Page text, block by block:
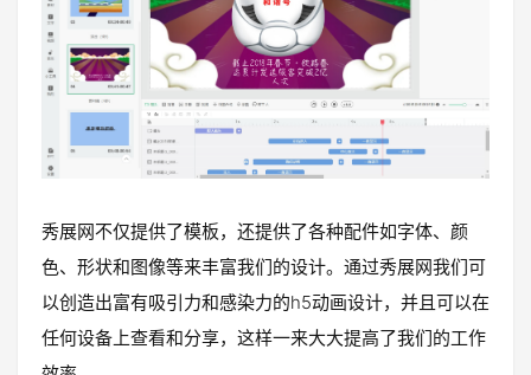
秀展网不仅提供了模板，还提供了各种配件如字体、颜
色、形状和图像等来丰富我们的设计。通过秀展网我们可
以创造出富有吸引力和感染力的h5动画设计，并且可以在
任何设备上查看和分享，这样一来大大提高了我们的工作